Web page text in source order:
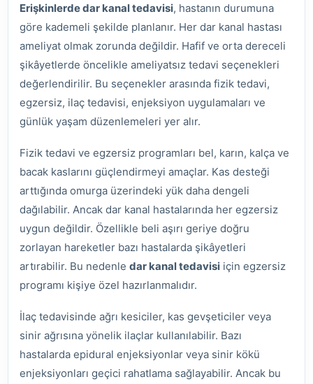
Erişkinlerde dar kanal tedavisi, hastanın durumuna
göre kademeli şekilde planlanır. Her dar kanal hastası
ameliyat olmak zorunda değildir. Hafif ve orta dereceli
şikâyetlerde öncelikle ameliyatsız tedavi seçenekleri
değerlendirilir. Bu seçenekler arasında fizik tedavi,
egzersiz, ilaç tedavisi, enjeksiyon uygulamaları ve
günlük yaşam düzenlemeleri yer alır.
Fizik tedavi ve egzersiz programları bel, karın, kalça ve
bacak kaslarını güçlendirmeyi amaçlar. Kas desteği
arttığında omurga üzerindeki yük daha dengeli
dağılabilir. Ancak dar kanal hastalarında her egzersiz
uygun değildir. Özellikle beli aşırı geriye doğru
zorlayan hareketler bazı hastalarda şikâyetleri
artırabilir. Bu nedenle dar kanal tedavisi için egzersiz
programı kişiye özel hazırlanmalıdır.
İlaç tedavisinde ağrı kesiciler, kas gevşeticiler veya
sinir ağrısına yönelik ilaçlar kullanılabilir. Bazı
hastalarda epidural enjeksiyonlar veya sinir kökü
enjeksiyonları geçici rahatlama sağlayabilir. Ancak bu